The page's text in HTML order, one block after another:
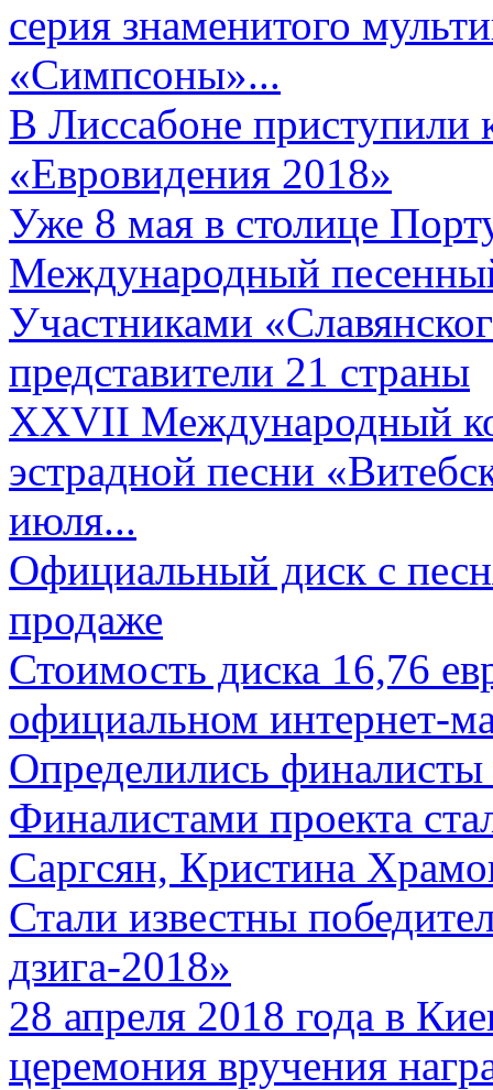
серия знаменитого
«Симпсоны»...
В Лиссабоне приступили
«Евровидения 2018»
Уже 8 мая в столице
Международный
Участниками
представители 21 страны
XXVII Международный
эстрадной песни
июля...
Официальный диск с
продаже
Стоимость диска 16,76
официальном интернет-
Определились
Финалистами проекта
Саргсян, Кристина
Стали известны
дзига-2018»
28 апреля 2018 года в
церемония вручения